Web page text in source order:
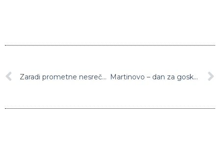
Zaradi prometne nesreče med Kranjem in Brnikom zaprta polovica avtoceste Martinovo – dan za goske, mlince, zelje in seveda vino